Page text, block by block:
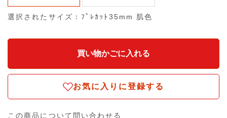
選択されたサイズ：ﾌﾟﾚｶｯﾄ35mm 肌色
お気に入りに登録する
この商品について問い合わせる